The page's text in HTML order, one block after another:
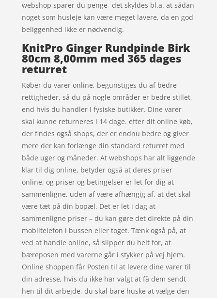
webshop sparer du penge- det skyldes bl.a. at sådan
noget som husleje kan være meget lavere, da en god
beliggenhed ikke er nødvendig.
KnitPro Ginger Rundpinde Birk
80cm 8,00mm med 365 dages
returret
Køber du varer online, begunstiges du af bedre
rettigheder, så du på nogle områder er bedre stillet,
end hvis du handler I fysiske butikker. Dine varer
skal kunne returneres i 14 dage. efter dit online køb,
der findes også shops, der er endnu bedre og giver
mere der kan forlænge din standard returret med
både uger og måneder. At webshops har alt liggende
klar til dig online, betyder også at deres priser
online, og priser og betingelser er let for dig at
sammenligne, uden af være afhængig af, at det skal
være tæt på din bopæl. Det er let i dag at
sammenligne priser – du kan gøre det direkte på din
mobiltelefon i bussen eller toget. Tænk også på, at
ved at handle online, så slipper du helt for, at
bæreposen med varerne går i stykker på vej hjem.
Online shoppen får Posten til at levere dine varer til
din adresse, hvis du ikke har valgt at få dem sendt
hen til dit arbejde, du skal bare huske at vælge den